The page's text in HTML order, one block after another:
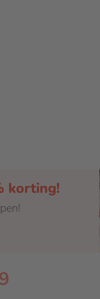
korting!